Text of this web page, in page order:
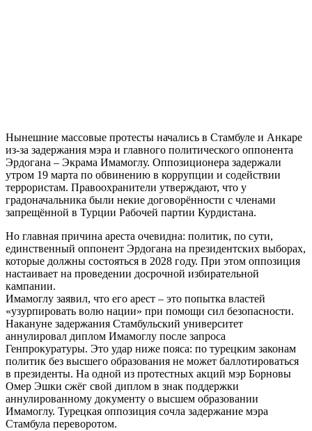
Нынешние массовые протесты начались в Стамбуле и Анкаре
из-за задержания мэра и главного политического оппонента
Эрдогана – Экрама Имамоглу. Оппозиционера задержали
утром 19 марта по обвинению в коррупции и содействии
террористам. Правоохранители утверждают, что у
градоначальника были некие договорённости с членами
запрещённой в Турции Рабочей партии Курдистана.
Но главная причина ареста очевидна: политик, по сути,
единственный оппонент Эрдогана на президентских выборах,
которые должны состояться в 2028 году. При этом оппозиция
настаивает на проведении досрочной избирательной
кампании.
Имамоглу заявил, что его арест – это попытка властей
«узурпировать волю нации» при помощи сил безопасности.
Накануне задержания Стамбульский университет
аннулировал диплом Имамоглу после запроса
Генпрокуратуры. Это удар ниже пояса: по турецким законам
политик без высшего образования не может баллотироваться
в президенты. На одной из протестных акций мэр Борновы
Омер Эшки сжёг свой диплом в знак поддержки
аннулированному документу о высшем образовании
Имамоглу. Турецкая оппозиция сочла задержание мэра
Стамбула переворотом.